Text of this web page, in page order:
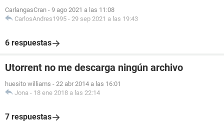
CarlangasCran - 9 ago 2021 a las 11:08
CarlosAndres1995 - 29 sep 2021 a las 19:43
6 respuestas
Utorrent no me descarga ningún archivo
huesito williams - 22 abr 2014 a las 16:01
Jona - 18 ene 2018 a las 22:14
7 respuestas